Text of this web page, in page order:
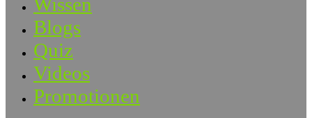
Blogs
Quiz
Videos
Promotionen